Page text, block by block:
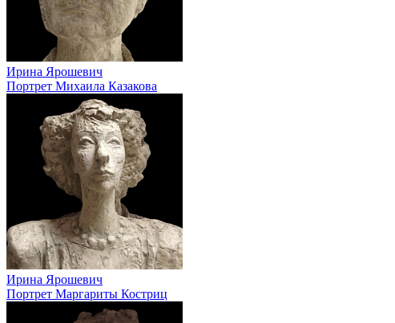
Ирина Ярошевич
Портрет Михаила Казакова
Ирина Ярошевич
Портрет Маргариты Костриц